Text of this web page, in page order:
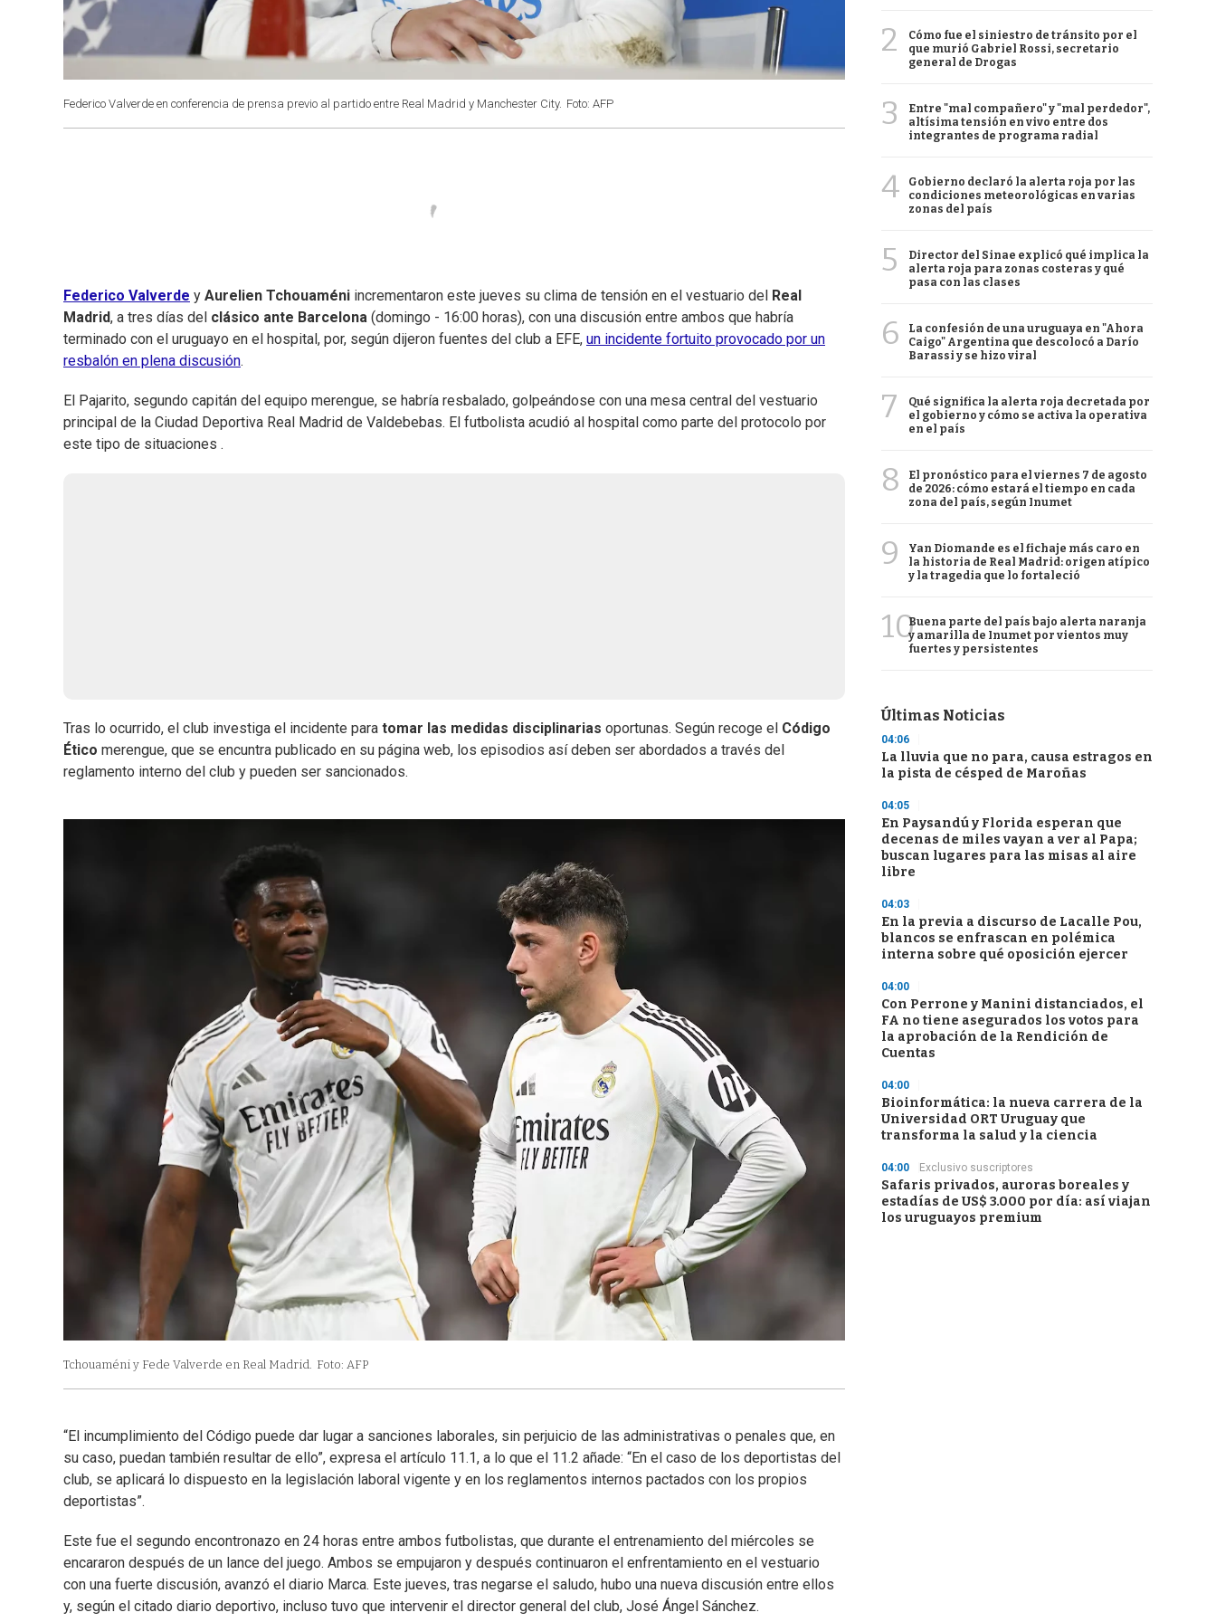
Federico Valverde en conferencia de prensa previo al partido entre Real Madrid y Manchester City. Foto: AFP
Federico Valverde y Aurelien Tchouaméni incrementaron este jueves su clima de tensión en el vestuario del
Real
Madrid, a tres días del clásico ante Barcelona (domingo - 16:00 horas), con una discusión entre ambos que habría
terminado con el uruguayo en el hospital, por, según dijeron fuentes del club a EFE, un incidente fortuito provocado por un
resbalón en plena discusión.
El Pajarito, segundo capitán del equipo merengue, se habría resbalado, golpeándose con una mesa central del vestuario
principal de la Ciudad Deportiva Real Madrid de Valdebebas. El futbolista acudió al hospital como parte del protocolo por
este tipo de situaciones .
Tras lo ocurrido, el club investiga el incidente para tomar las medidas disciplinarias oportunas. Según recoge el Código
Ético merengue, que se encuntra publicado en su página web, los episodios así deben ser abordados a través del
reglamento interno del club y pueden ser sancionados.
Tchouaméni y Fede Valverde en Real Madrid. Foto: AFP
“El incumplimiento del Código puede dar lugar a sanciones laborales, sin perjuicio de las administrativas o penales que, en
su caso, puedan también resultar de ello”, expresa el artículo 11.1, a lo que el 11.2 añade: “En el caso de los deportistas del
club, se aplicará lo dispuesto en la legislación laboral vigente y en los reglamentos internos pactados con los propios
deportistas”.
Este fue el segundo encontronazo en 24 horas entre ambos futbolistas, que durante el entrenamiento del miércoles se
encararon después de un lance del juego. Ambos se empujaron y después continuaron el enfrentamiento en el vestuario
con una fuerte discusión, avanzó el diario Marca. Este jueves, tras negarse el saludo, hubo una nueva discusión entre ellos
y, según el citado diario deportivo, incluso tuvo que intervenir el director general del club, José Ángel Sánchez.
2
Cómo fue el siniestro de tránsito por el
que murió Gabriel Rossi, secretario
general de Drogas
3
Entre "mal compañero" y "mal perdedor",
altísima tensión en vivo entre dos
integrantes de programa radial
4
Gobierno declaró la alerta roja por las
condiciones meteorológicas en varias
zonas del país
5
Director del Sinae explicó qué implica la
alerta roja para zonas costeras y qué
pasa con las clases
6
La confesión de una uruguaya en "Ahora
Caigo" Argentina que descolocó a Darío
Barassi y se hizo viral
7
Qué significa la alerta roja decretada por
el gobierno y cómo se activa la operativa
en el país
8
El pronóstico para el viernes 7 de agosto
de 2026: cómo estará el tiempo en cada
zona del país, según Inumet
9
Yan Diomande es el fichaje más caro en
la historia de Real Madrid: origen atípico
y la tragedia que lo fortaleció
10Buena parte del país bajo alerta naranja
y amarilla de Inumet por vientos muy
fuertes y persistentes
Últimas Noticias
04:06
La lluvia que no para, causa estragos en
la pista de césped de Maroñas
04:05
En Paysandú y Florida esperan que
decenas de miles vayan a ver al Papa;
buscan lugares para las misas al aire
libre
04:03
En la previa a discurso de Lacalle Pou,
blancos se enfrascan en polémica
interna sobre qué oposición ejercer
04:00
Con Perrone y Manini distanciados, el
FA no tiene asegurados los votos para
la aprobación de la Rendición de
Cuentas
04:00
Bioinformática: la nueva carrera de la
Universidad ORT Uruguay que
transforma la salud y la ciencia
04:00 Exclusivo suscriptores
Safaris privados, auroras boreales y
estadías de US$ 3.000 por día: así viajan
los uruguayos premium